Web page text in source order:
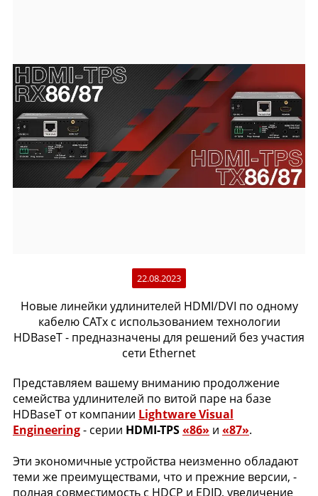
22.08.2023
Новые линейки удлинителей HDMI/DVI по одному
кабелю CATx с использованием технологии
HDBaseT - предназначены для решений без участия
сети Ethernet
Представляем вашему вниманию продолжение
семейства удлинителей по витой паре на базе
HDBaseT от компании Lightware Visual
Engineering- серии HDMI-TPS«86» и «87».
Эти экономичные устройства неизменно обладают
теми же преимуществами, что и прежние версии, -
полная совместимость с HDCP и EDID, увеличение